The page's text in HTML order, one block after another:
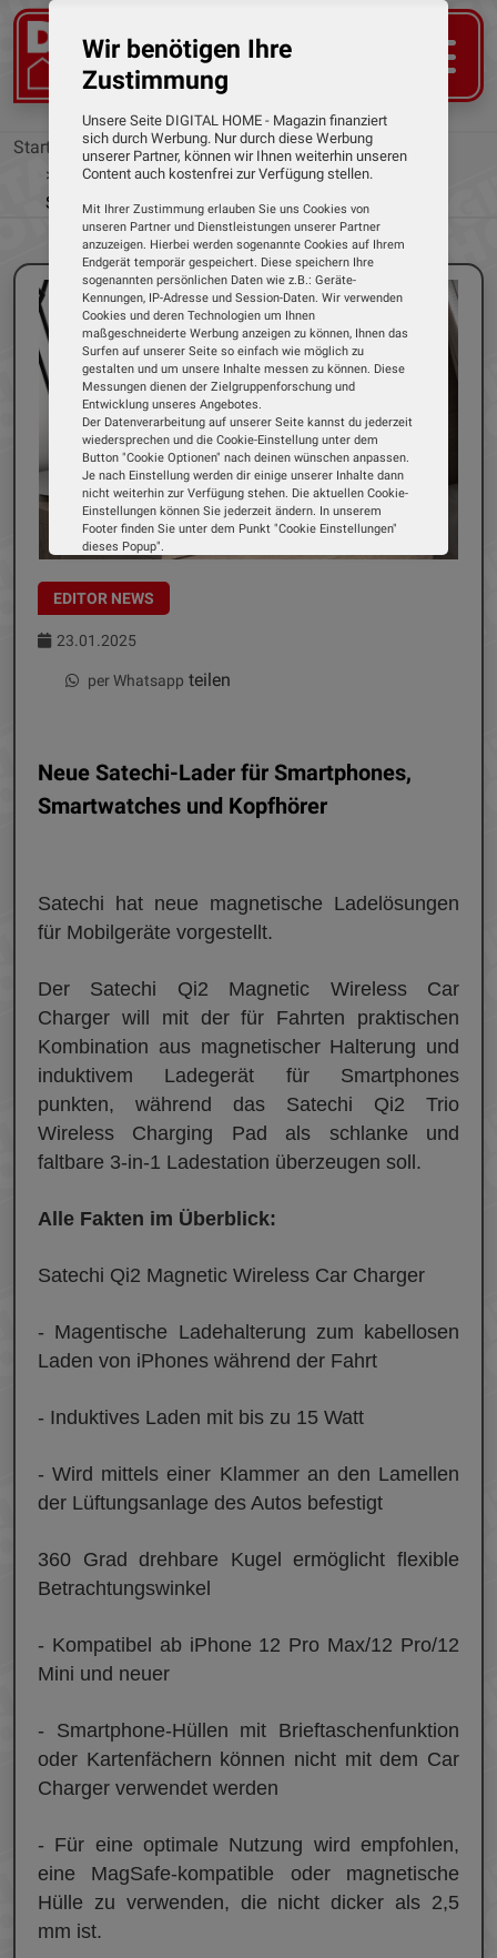
Startseite
News
Neue Satechi-Lader für Smartphones,
Smartwatches und Kopfhörer
EDITOR NEWS
23.01.2025
per Whatsapp teilen
Neue Satechi-Lader für Smartphones,
Smartwatches und Kopfhörer
Satechi hat neue magnetische Ladelösungen
für Mobilgeräte vorgestellt.
Der Satechi Qi2 Magnetic Wireless Car
Charger will mit der für Fahrten praktischen
Kombination aus magnetischer Halterung und
induktivem Ladegerät für Smartphones
punkten, während das Satechi Qi2 Trio
Wireless Charging Pad als schlanke und
faltbare 3-in-1 Ladestation überzeugen soll.
Alle Fakten im Überblick:
Satechi Qi2 Magnetic Wireless Car Charger
- Magentische Ladehalterung zum kabellosen
Laden von iPhones während der Fahrt
- Induktives Laden mit bis zu 15 Watt
- Wird mittels einer Klammer an den Lamellen
der Lüftungsanlage des Autos befestigt
360 Grad drehbare Kugel ermöglicht flexible
Betrachtungswinkel
- Kompatibel ab iPhone 12 Pro Max/12 Pro/12
Mini und neuer
- Smartphone-Hüllen mit Brieftaschenfunktion
oder Kartenfächern können nicht mit dem Car
Charger verwendet werden
- Für eine optimale Nutzung wird empfohlen,
eine MagSafe-kompatible oder magnetische
Hülle zu verwenden, die nicht dicker als 2,5
mm ist.
Wir benötigen Ihre
Zustimmung
Unsere Seite DIGITAL HOME - Magazin finanziert
sich durch Werbung. Nur durch diese Werbung
unserer Partner, können wir Ihnen weiterhin unseren
Content auch kostenfrei zur Verfügung stellen.
Mit Ihrer Zustimmung erlauben Sie uns Cookies von
unseren Partner und Dienstleistungen unserer Partner
anzuzeigen. Hierbei werden sogenannte Cookies auf Ihrem
Endgerät temporär gespeichert. Diese speichern Ihre
sogenannten persönlichen Daten wie z.B.: Geräte-
Kennungen, IP-Adresse und Session-Daten. Wir verwenden
Cookies und deren Technologien um Ihnen
maßgeschneiderte Werbung anzeigen zu können, Ihnen das
Surfen auf unserer Seite so einfach wie möglich zu
gestalten und um unsere Inhalte messen zu können. Diese
Messungen dienen der Zielgruppenforschung und
Entwicklung unseres Angebotes.
Der Datenverarbeitung auf unserer Seite kannst du jederzeit
wiedersprechen und die Cookie-Einstellung unter dem
Button "Cookie Optionen" nach deinen wünschen anpassen.
Je nach Einstellung werden dir einige unserer Inhalte dann
nicht weiterhin zur Verfügung stehen. Die aktuellen Cookie-
Einstellungen können Sie jederzeit ändern. In unserem
Footer finden Sie unter dem Punkt "Cookie Einstellungen"
dieses Popup".
Wir verwenden Cookies, um Ihnen die bestmögliche
Erfahrung auf unserer Website zu bieten. Erfahren Sie mehr
darüber, wie wir Cookies verwenden und wie Sie Ihre
Einstellungen ändern können.
Impressum Datenschutz